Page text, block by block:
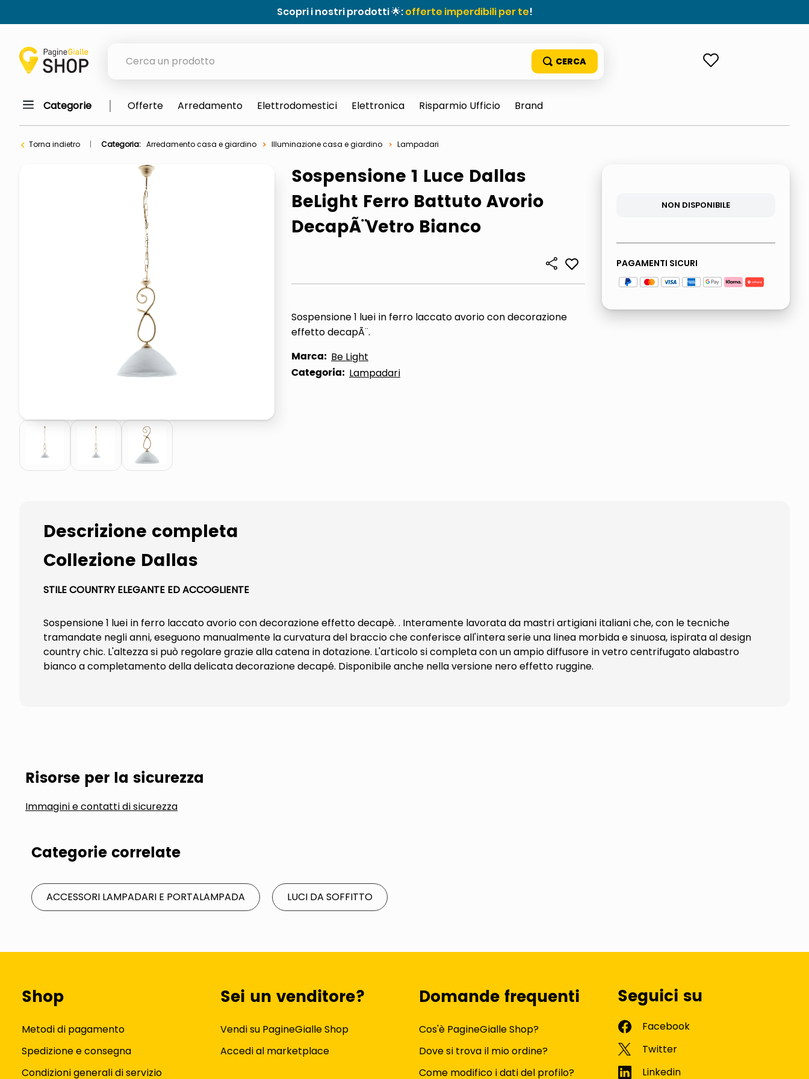
Scopri i nostri prodotti 🌟:offerte imperdibili per te!
meme
elenco
ombrelloni
italia independent occhiali sole 0703 thin rotondo sun
lucidatrice pavimenti
pattumiera raccolta differenziata
elenco telefonico
faro solare
Categorie Offerte Arredamento Elettrodomestici Elettronica Risparmio Ufficio Brand
Torna indietro Categoria: Arredamento casa e giardino Illuminazione casa e giardino Lampadari
Sospensione 1 Luce Dallas
BeLight Ferro Battuto Avorio
DecapÃ¨ Vetro Bianco
Sospensione 1 luei in ferro laccato avorio con decorazione
effetto decapÃ¨.
Marca: Be Light
Categoria: Lampadari
NON DISPONIBILE
PAGAMENTI SICURI
Descrizione completa
Collezione Dallas
STILE COUNTRY ELEGANTE ED ACCOGLIENTE
Sospensione 1 luei in ferro laccato avorio con decorazione effetto decapè. . Interamente lavorata da mastri artigiani italiani che, con le tecniche
tramandate negli anni, eseguono manualmente la curvatura del braccio che conferisce all'intera serie una linea morbida e sinuosa, ispirata al design
country chic. L'altezza si può regolare grazie alla catena in dotazione. L'articolo si completa con un ampio diffusore in vetro centrifugato alabastro
bianco a completamento della delicata decorazione decapé. Disponibile anche nella versione nero effetto ruggine.
Risorse per la sicurezza
Immagini e contatti di sicurezza
Categorie correlate
ACCESSORI LAMPADARI E PORTALAMPADA LUCI DA SOFFITTO
Shop
Metodi di pagamento
Spedizione e consegna
Condizioni generali di servizio
Sei un venditore?
Vendi su PagineGialle Shop
Accedi al marketplace
Domande frequenti
Cos'è PagineGialle Shop?
Dove si trova il mio ordine?
Come modifico i dati del profilo?
Seguici su